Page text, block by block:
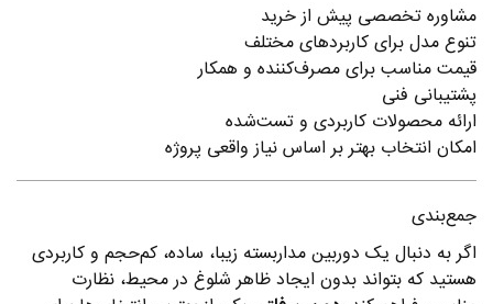
مشاوره تخصصی پیش از خرید
تنوع مدل برای کاربردهای مختلف
قیمت مناسب برای مصرف‌کننده و همکار
پشتیبانی فنی
ارائه محصولات کاربردی و تست‌شده
امکان انتخاب بهتر بر اساس نیاز واقعی پروژه
جمع‌بندی
اگر به دنبال یک دوربین مداربسته زیبا، ساده، کم‌حجم و کاربردی
هستید که بتواند بدون ایجاد ظاهر شلوغ در محیط، نظارت